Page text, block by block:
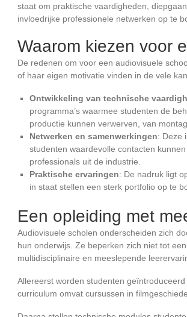
staat om praktische vaardigheden,
invloedrijke professionele netwerken op te
Waarom kiezen voor
De redenen om voor een audiovisuele
of haar eigen motivatie vinden in de vele
Ontwikkeling van technische
programma’s waarmee studenten de
productie kunnen verwerven, van
Netwerken en samenwerkingen: Deze
studenten waardevolle contacten
professionals uit de industrie.
Praktische ervaringen: De nadruk ligt
in staat stellen een sterk portfolio op te
Een opleiding met
Audiovisuele scholen onderscheiden zich
hun onderwijs. Ze beperken zich niet tot
multidisciplinaire en meeslepende
Allereerst worden studenten
curriculum omvat cursussen in